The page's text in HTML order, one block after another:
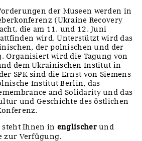
der Museen werden in
(Ukraine Recovery
die am 11. und 12. Juni
wird. Unterstützt wird das
der polnischen und der
Organisiert wird die Tagung von
dem Ukrainischen Institut in
SPK sind die Ernst von Siemens
Institut Berlin, das
and Solidarity und das
und Geschichte des östlichen
steht Ihnen in englischerund
zur Verfügung.